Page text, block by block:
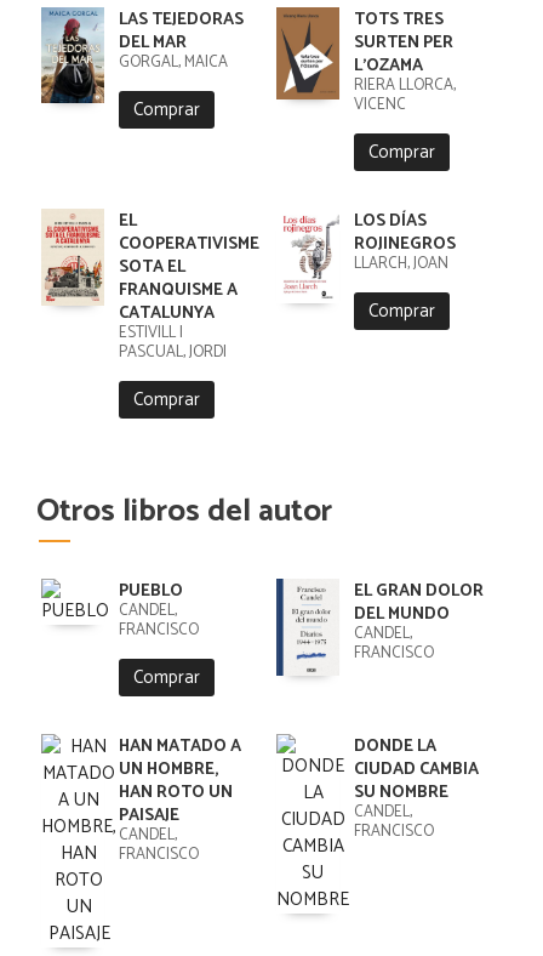
LAS TEJEDORAS
DEL MAR
GORGAL, MAICA
Comprar
TOTS TRES
SURTEN PER
L'OZAMA
RIERA LLORCA,
VICENC
Comprar
EL
COOPERATIVISME
SOTA EL
FRANQUISME A
CATALUNYA
ESTIVILL I
PASCUAL, JORDI
Comprar
LOS DÍAS
ROJINEGROS
LLARCH, JOAN
Comprar
Otros libros del autor
PUEBLO
CANDEL,
FRANCISCO
Comprar
EL GRAN DOLOR
DEL MUNDO
CANDEL,
FRANCISCO
HAN MATADO A
UN HOMBRE,
HAN ROTO UN
PAISAJE
CANDEL,
FRANCISCO
DONDE LA
CIUDAD CAMBIA
SU NOMBRE
CANDEL,
FRANCISCO